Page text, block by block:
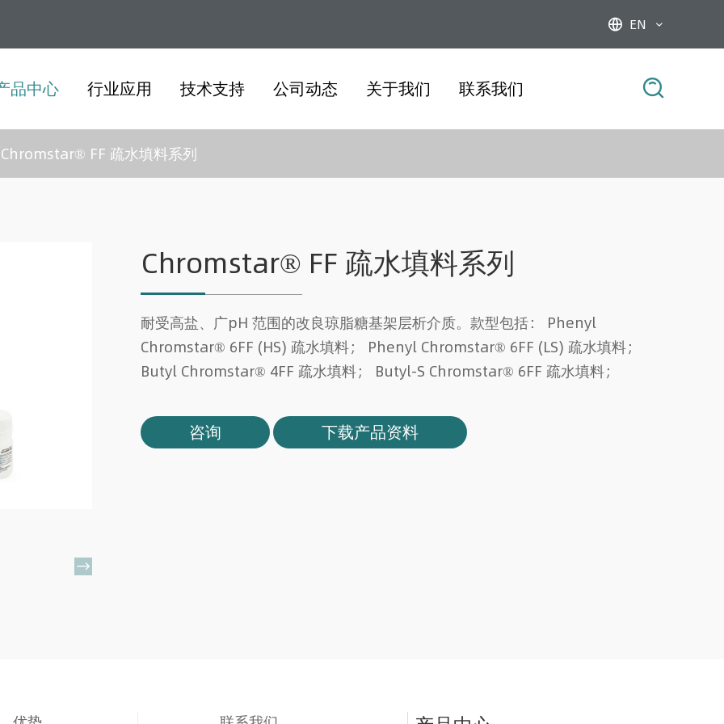
 EN 
品中心 行业应用 技术支持 公司动态 关于我们 联系我们 
Chromstar® FF 疏水填料系列

Chromstar® FF 疏水填料系列
耐受高盐、广pH 范围的改良琼脂糖基架层析介质。款型包括： Phenyl
Chromstar® 6FF (HS) 疏水填料； Phenyl Chromstar® 6FF (LS) 疏水填料；
Butyl Chromstar® 4FF 疏水填料； Butyl-S Chromstar® 6FF 疏水填料；
咨询 下载产品资料